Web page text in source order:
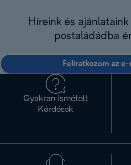
Híreink és
postaládádba
Feliratkozom az
Gyakran Ismételt
Kérdések